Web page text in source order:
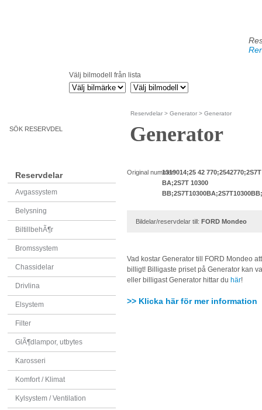
Välj bilmodell från lista
Reservdelar > Generator > Generator
SÖK RESERVDEL
Reservdelar
Avgassystem
Belysning
BiltillbehÃ¶r
Bromssystem
Chassidelar
Drivlina
Elsystem
Filter
GlÃ¶dlampor, utbytes
Karosseri
Komfort / Klimat
Kylsystem / Ventilation
Generator
Original nummer:1319014;25 42
BA;2S7T 10300
Bildelar/reservdelar till: FORD Mondeo
Vad kostar Generator till FORD Mondeo
billigt! Billigaste priset på Generator kan
eller billigast Generator hittar du här!
>> Klicka här för mer information